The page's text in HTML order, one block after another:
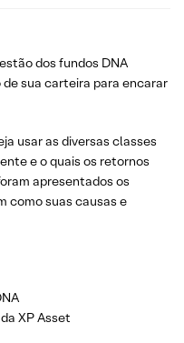
dos fundos DNA
sua carteira para encarar
usar as diversas classes
e o quais os retornos
apresentados os
como suas causas e
XP Asset